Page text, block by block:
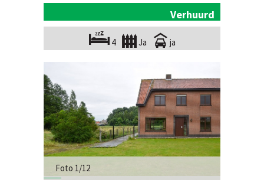
Verhuurd
4 Ja ja
Foto 1/12